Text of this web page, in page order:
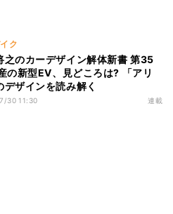
ク
之のカーデザイン解体新書 第35
の新型EV、見どころは? 「アリ
デザインを読み解く
30 11:30 連載